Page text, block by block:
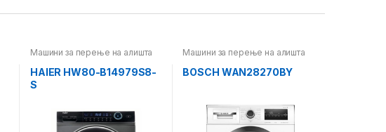
Машини за перење на алишта
HAIER HW80-B14979S8-
S
Машини за перење на алишта
BOSCH WAN28270BY